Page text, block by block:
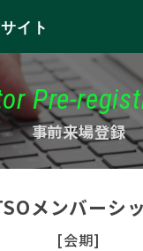
イト
Pre-
事前来場登録
メンバーシ
[会期]